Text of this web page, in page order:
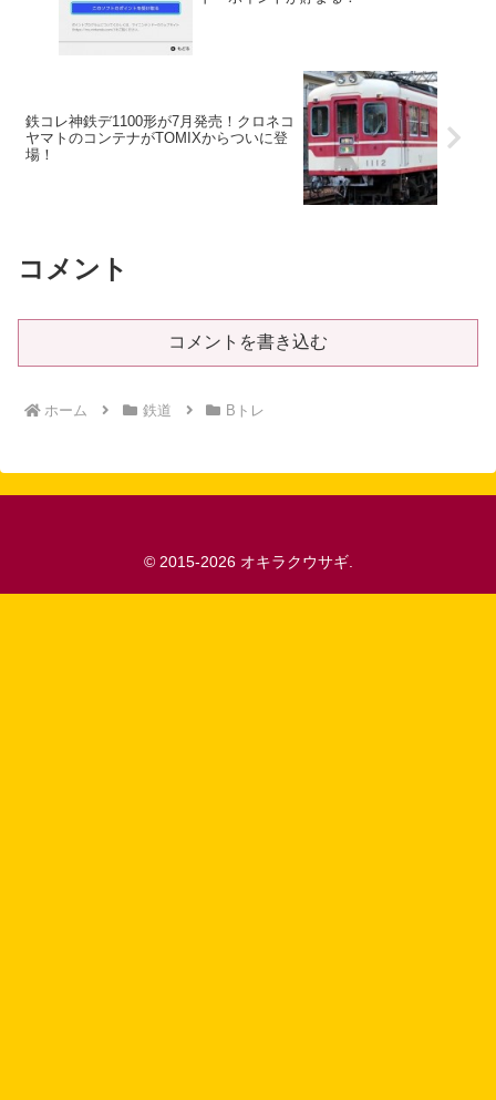
鉄コレ神鉄デ1100形が7月発売！クロネコ
ヤマトのコンテナがTOMIXからついに登
場！
コメント
コメントを書き込む
ホーム 鉄道 Bトレ
© 2015-2026 オキラクウサギ.